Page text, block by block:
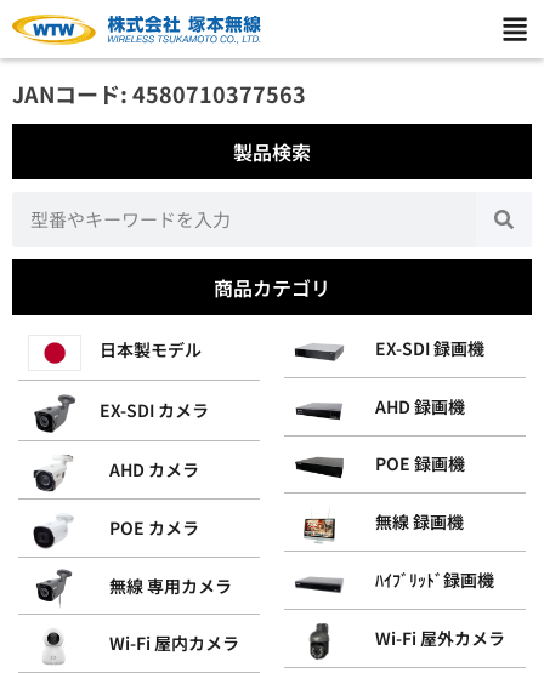
JANコード: 4580710377563
製品検索
商品カテゴリ
日本製モデル
EX-SDI カメラ
AHD カメラ
POE カメラ
無線 専用カメラ
Wi-Fi 屋内カメラ
EX-SDI 録画機
AHD 録画機
POE 録画機
無線 録画機
ﾊｲﾌﾞﾘｯﾄﾞ録画機
Wi-Fi 屋外カメラ